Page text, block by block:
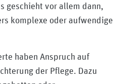
geschieht vor allem dann,
komplexe oder aufwendige
haben Anspruch auf
der Pflege. Dazu